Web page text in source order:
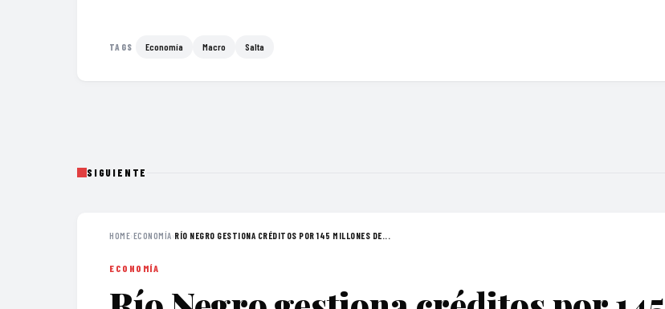
TAGS Economía Macro Salta
SIGUIENTE
HOME›ECONOMÍA›RÍO NEGRO GESTIONA CRÉDITOS POR 145 MILLONES DE...
ECONOMÍA